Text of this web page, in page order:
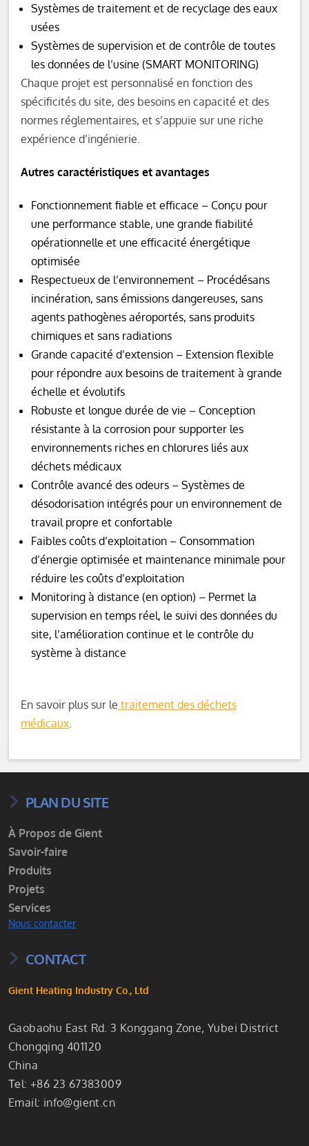
Systèmes de traitement et de recyclage des eaux
usées
Systèmes de supervision et de contrôle de toutes
les données de l’usine (SMART MONITORING)
Chaque projet est personnalisé en fonction des
spécificités du site, des besoins en capacité et des
normes réglementaires, et s’appuie sur une riche
expérience d’ingénierie.
Autres caractéristiques et avantages
Fonctionnement fiable et efficace – Conçu pour
une performance stable, une grande fiabilité
opérationnelle et une efficacité énergétique
optimisée
Respectueux de l’environnement – ​​Procédésans
incinération, sans émissions dangereuses, sans
agents pathogènes aéroportés, sans produits
chimiques et sans radiations
Grande capacité d’extension – Extension flexible
pour répondre aux besoins de traitement à grande
échelle et évolutifs
Robuste et longue durée de vie – Conception
résistante à la corrosion pour supporter les
environnements riches en chlorures liés aux
déchets médicaux
Contrôle avancé des odeurs – Systèmes de
désodorisation intégrés pour un environnement de
travail propre et confortable
Faibles coûts d’exploitation – Consommation
d’énergie optimisée et maintenance minimale pour
réduire les coûts d’exploitation
Monitoring à distance (en option) – Permet la
supervision en temps réel, le suivi des données du
site, l’amélioration continue et le contrôle du
système à distance
En savoir plus sur le traitement des déchets
médicaux.
PLAN DU SITE
À Propos de Gient
Savoir-faire
Produits
Projets
Services
Nous contacter
CONTACT
Gient Heating Industry Co., Ltd
Gaobaohu East Rd. 3 Konggang Zone, Yubei District
Chongqing 401120
China
Теl: +86 23 67383009
Email: info@gient.cn